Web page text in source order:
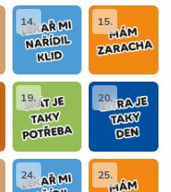
14. 15.
19. 20.
24. 25.